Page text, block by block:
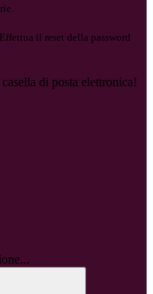
il reset della password
di posta elettronica!